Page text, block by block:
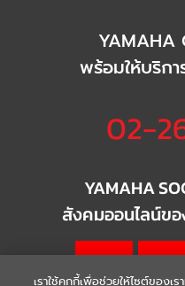
YAMAHA
พร้อมให้บริก
02-
YAMAHA
สังคมออนไลน์ข
เราใช้คุกกี้เพื่อช่วยให้ไซต์ของเ